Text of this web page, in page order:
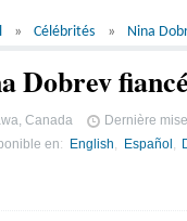
Célébrités Nina
Dobrev
Canada Dernière
en
English Español